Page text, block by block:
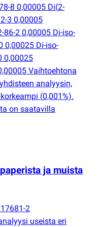
8 0,00005 Di(2-
3 0,00005
2 0,00005 Di-iso-
0,00025 Di-iso-
0,00025
Vaihtoehtona
analyysin,
(0,001%).
on saatavilla
ja muista
2
useista eri